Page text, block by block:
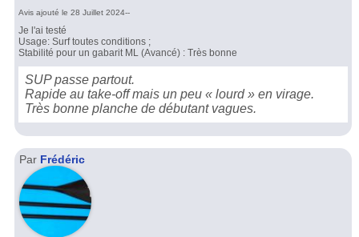
Avis ajouté le 28 Juillet 2024--
Je l'ai testé
Usage: Surf toutes conditions ;
Stabilité pour un gabarit ML (Avancé) : Très bonne
SUP passe partout.
Rapide au take-off mais un peu « lourd » en virage.
Très bonne planche de débutant vagues.
Par Frédéric